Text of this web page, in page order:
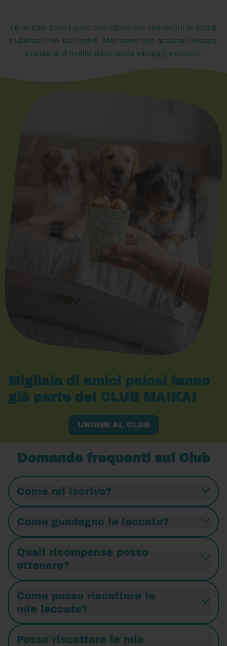
Le leccate sono i punti che ottieni per convertirli in sconti
e utilizzarli nei tuoi ordini. Man mano che accumuli leccate,
avanzerai di livello sbloccando vantaggi esclusivi.
Migliaia di amici pelosi fanno
già parte del CLUB MAIKAI
UNIRMI AL CLUB
Domande frequenti sul Club
Come mi iscrivo?
Come guadagno le leccate?
Quali ricompense posso
ottenere?
Come posso riscattare le
mie leccate?
Posso riscattare le mie